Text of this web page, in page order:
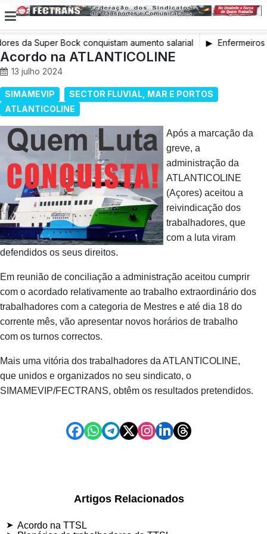
da Super Bock conquistam aumento salarial
Acordo na ATLANTICOLINE
13 julho 2024
SIMAMEVIP
SECTOR FLUVIAL, MAR E PORTOS
ATLANTICOLINE
Após a marcação da
greve, a
administração da
ATLANTICOLINE
(Açores) aceitou a
reivindicação dos
trabalhadores, que
com a luta viram
defendidos os seus direitos.
Em reunião de conciliação a administração aceitou cumprir
com o acordado relativamente ao trabalho extraordinário dos
trabalhadores com a categoria de Mestres e até dia 18 do
corrente mês, vão apresentar novos horários de trabalho
com os turnos correctos.
Mais uma vitória dos trabalhadores da ATLANTICOLINE,
que unidos e organizados no seu sindicato, o
SIMAMEVIP/FECTRANS, obtêm os resultados pretendidos.
Artigos Relacionados
Acordo na TTSL